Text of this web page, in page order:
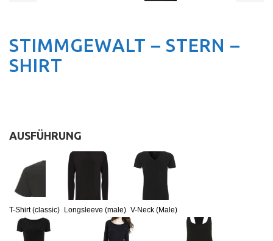
STIMMGEWALT – STERN –
SHIRT
AUSFÜHRUNG
T-Shirt (classic) Longsleeve (male) V-Neck (Male)